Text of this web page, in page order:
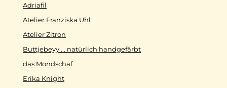
Adriafil
Atelier Franziska Uhl
Atelier Zitron
Buttjebeyy ... natürlich handgefärbt
das Mondschaf
Erika Knight